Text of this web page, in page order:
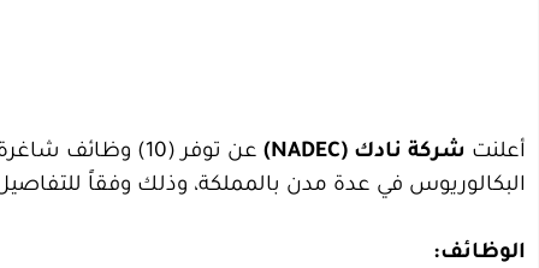
أعلنت شركة نادك (NADEC)
عن توفر (10)
البكالوريوس في عدة مدن بالمملكة، وذلك وفقاً
الوظائف: